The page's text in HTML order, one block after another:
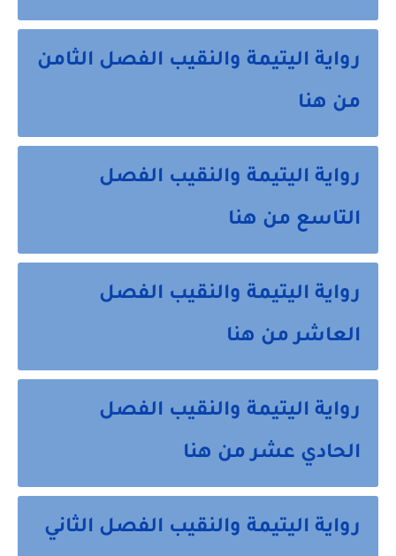
رواية اليتيمة والنقيب الفصل الثامن
من هنا
رواية اليتيمة والنقيب الفصل
التاسع من هنا
رواية اليتيمة والنقيب الفصل
العاشر من هنا
رواية اليتيمة والنقيب الفصل
الحادي عشر من هنا
رواية اليتيمة والنقيب الفصل الثاني